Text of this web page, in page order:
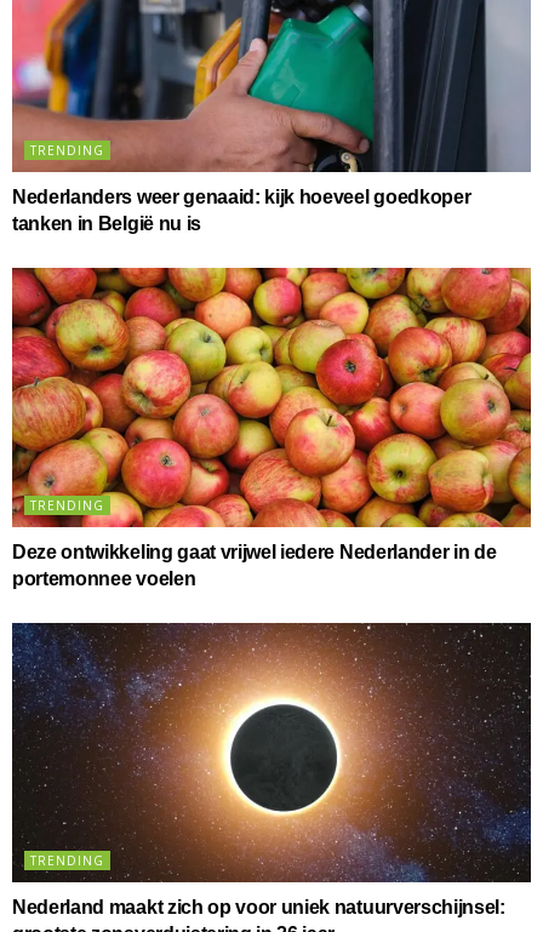
TRENDING
Nederlanders weer genaaid: kijk hoeveel goedkoper
tanken in België nu is
TRENDING
Deze ontwikkeling gaat vrijwel iedere Nederlander in de
portemonnee voelen
TRENDING
Nederland maakt zich op voor uniek natuurverschijnsel: